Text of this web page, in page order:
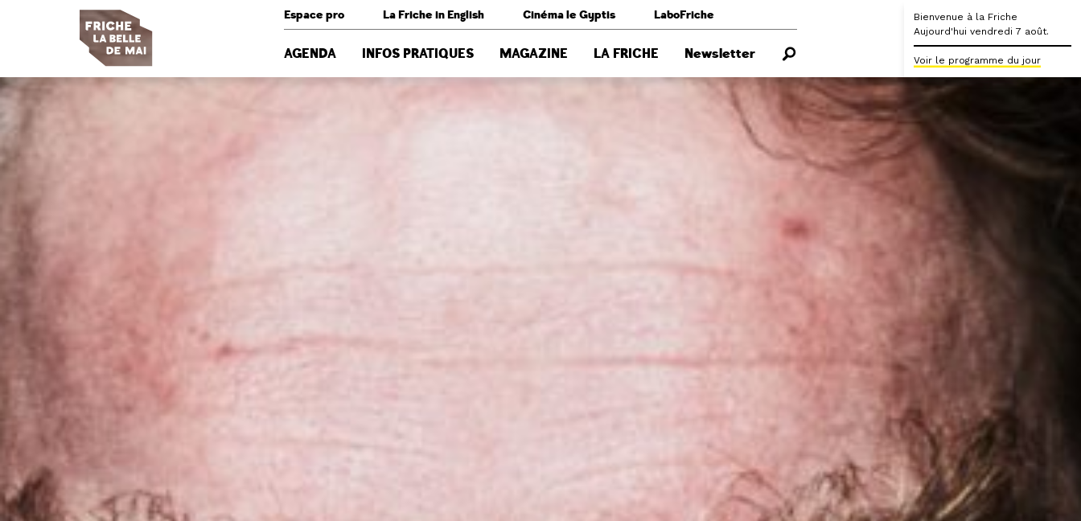
Espace pro La Friche in English Cinéma le Gyptis LaboFriche
AGENDA INFOS PRATIQUES MAGAZINE LA FRICHE Newsletter
Bienvenue à la Friche
Aujourd'hui vendredi 7 août.
Voir le programme du jour
Panneau de gestion des cookies